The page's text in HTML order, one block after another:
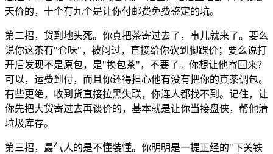
天价的，十个有九个是让你付邮费免费鉴定的坑。
第二招，货到地头死。你真把茶寄过去了，事儿就来了。要么
说你这茶有"仓味"，被闷过，直接给你砍到脚踝价；要么说打
开后发现不是原包，是"换包茶"，不要了。你想让他寄回来？
可以，运费到付，而且你还得担心他有没有把你的真茶调包。
有些更绝，收到货直接拉黑失联，你连人都找不到。记住，让
你先把大货寄过去再谈价的，基本就是让你当接盘侠，帮他清
垃圾库存。
第三招，最气人的是不懂装懂。你明明是一提正经的"下关铁